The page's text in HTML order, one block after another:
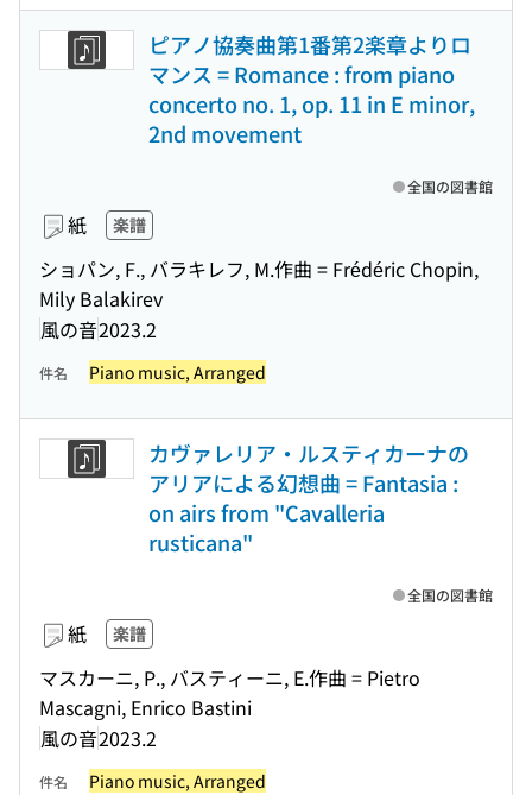
ピアノ協奏曲第1番第2楽章よりロ
マンス = Romance : from piano
concerto no. 1, op. 11 in E minor,
2nd movement
紙 楽譜
ショパン, F., バラキレフ, M.作曲 = Frédéric Chopin,
Mily Balakirev
風の音2023.2
全国の図書館
件名 Piano music, Arranged
カヴァレリア・ルスティカーナの
アリアによる幻想曲 = Fantasia :
on airs from "Cavalleria
rusticana"
紙 楽譜
マスカーニ, P., バスティーニ, E.作曲 = Pietro
Mascagni, Enrico Bastini
風の音2023.2
全国の図書館
件名 Piano music, Arranged